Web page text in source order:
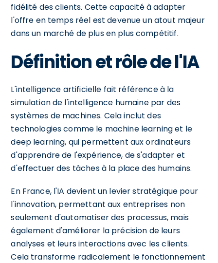
fidélité des clients. Cette capacité à adapter
l'offre en temps réel est devenue un atout majeur
dans un marché de plus en plus compétitif.
Définition et rôle de l'IA
L'intelligence artificielle fait référence à la
simulation de l'intelligence humaine par des
systèmes de machines. Cela inclut des
technologies comme le machine learning et le
deep learning, qui permettent aux ordinateurs
d'apprendre de l'expérience, de s'adapter et
d'effectuer des tâches à la place des humains.
En France, l'IA devient un levier stratégique pour
l'innovation, permettant aux entreprises non
seulement d'automatiser des processus, mais
également d'améliorer la précision de leurs
analyses et leurs interactions avec les clients.
Cela transforme radicalement le fonctionnement